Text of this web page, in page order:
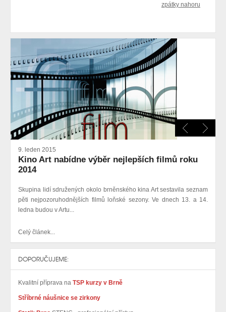
zpátky nahoru
9. leden 2015
Kino Art nabídne výběr nejlepších filmů roku
2014
Skupina lidí sdružených okolo brněnského kina Art sestavila seznam
pěti nejpozoruhodnějších filmů loňské sezony. Ve dnech 13. a 14.
ledna budou v Artu...
Celý článek...
DOPORUČUJEME:
Kvalitní příprava na TSP kurzy v Brně
Stříbrné náušnice se zirkony